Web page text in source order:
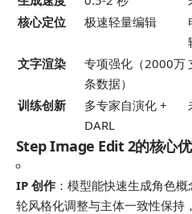
核心定位
极速轻量编辑
文字渲染
专项强化（2000万
条数据）
训练创新
多专家自演化 +
DARL
Step Image Edit 2的核心
IP 创作 ：模型能快速生成角色
轮风格化调整与主体一致性保持